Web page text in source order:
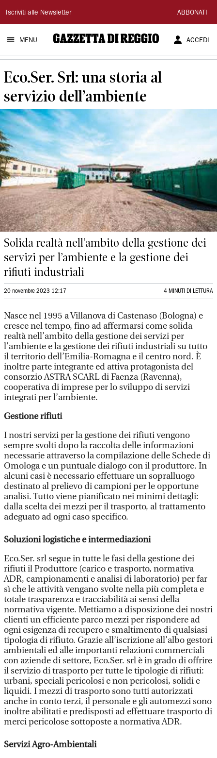
Gazzetta
di
Reggio
Iscriviti alle Newsletter ABBONATI
MENU ACCEDI
Eco.Ser. Srl: una storia al
servizio dell’ambiente
Solida realtà nell’ambito della gestione dei
servizi per l’ambiente e la gestione dei
rifiuti industriali
20 novembre 2023 12:17 4 MINUTI DI LETTURA
Nasce nel 1995 a Villanova di Castenaso (Bologna) e
cresce nel tempo, fino ad affermarsi come solida
realtà nell’ambito della gestione dei servizi per
l’ambiente e la gestione dei rifiuti industriali su tutto
il territorio dell’Emilia-Romagna e il centro nord. È
inoltre parte integrante ed attiva protagonista del
consorzio ASTRA SCARL di Faenza (Ravenna),
cooperativa di imprese per lo sviluppo di servizi
integrati per l’ambiente.
Gestione rifiuti
I nostri servizi per la gestione dei rifiuti vengono
sempre svolti dopo la raccolta delle informazioni
necessarie attraverso la compilazione delle Schede di
Omologa e un puntuale dialogo con il produttore. In
alcuni casi è necessario effettuare un sopralluogo
destinato al prelievo di campioni per le opportune
analisi. Tutto viene pianificato nei minimi dettagli:
dalla scelta dei mezzi per il trasporto, al trattamento
adeguato ad ogni caso specifico.
Soluzioni logistiche e intermediazioni
Eco.Ser. srl segue in tutte le fasi della gestione dei
rifiuti il Produttore (carico e trasporto, normativa
ADR, campionamenti e analisi di laboratorio) per far
sì che le attività vengano svolte nella più completa e
totale trasparenza e tracciabilità ai sensi della
normativa vigente. Mettiamo a disposizione dei nostri
clienti un efficiente parco mezzi per rispondere ad
ogni esigenza di recupero e smaltimento di qualsiasi
tipologia di rifiuto. Grazie all’iscrizione all’albo gestori
ambientali ed alle importanti relazioni commerciali
con aziende di settore, Eco.Ser. srl è in grado di offrire
il servizio di trasporto per tutte le tipologie di rifiuti:
urbani, speciali pericolosi e non pericolosi, solidi e
liquidi. I mezzi di trasporto sono tutti autorizzati
anche in conto terzi, il personale e gli automezzi sono
inoltre abilitati e predisposti ad effettuare trasporto di
merci pericolose sottoposte a normativa ADR.
Servizi Agro-Ambientali